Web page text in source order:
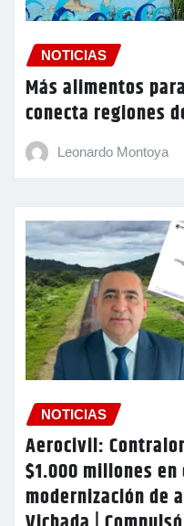
NOTICIAS
Más alimentos
conecta regiones
Leonardo Montoya
NOTICIAS
Aerocivil:
$1.000 millones
modernización de